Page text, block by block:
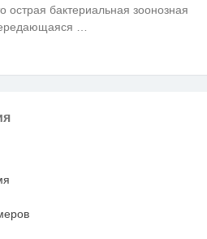
острая бактериальная зоонозная